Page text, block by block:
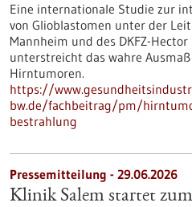
Eine internationale Studie zur
von Glioblastomen unter der
Mannheim und des DKFZ-
unterstreicht das wahre
Hirntumoren.
https://
bw.de/fachbeitrag/pm/
bestrahlung
Pressemitteilung - 29.06.2026
Klinik Salem startet